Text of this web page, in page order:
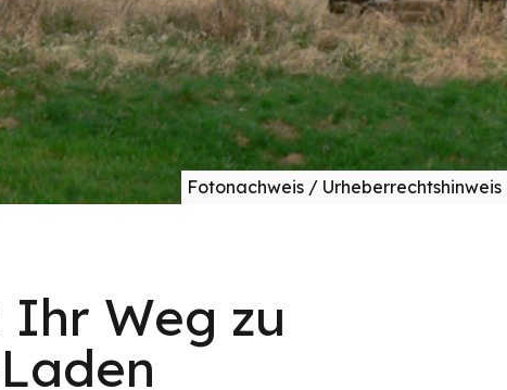
Fotonachweis / Urheberrechtshinweis
Weg zu